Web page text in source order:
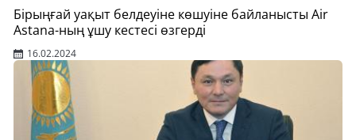
Бірыңғай уақыт белдеуіне көшуіне байланысты Air
Astana-ның ұшу кестесі өзгерді
16.02.2024